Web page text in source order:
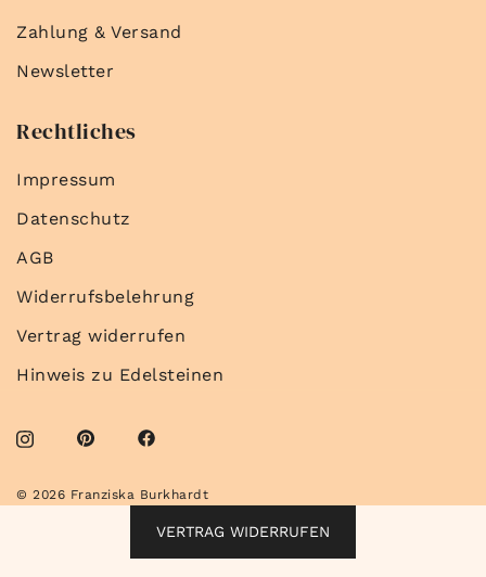
Zahlung & Versand
Newsletter
Rechtliches
Impressum
Datenschutz
AGB
Widerrufsbelehrung
Vertrag widerrufen
Hinweis zu Edelsteinen
© 2026 Franziska Burkhardt
VERTRAG WIDERRUFEN